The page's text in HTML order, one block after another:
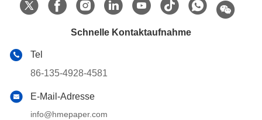
Schnelle Kontaktaufnahme
Tel
86-135-4928-4581
E-Mail-Adresse
info@hmepaper.com